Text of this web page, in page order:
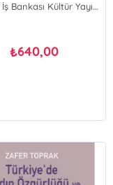
Türkiye İş Bankası Kültür Yayınları
₺640,00